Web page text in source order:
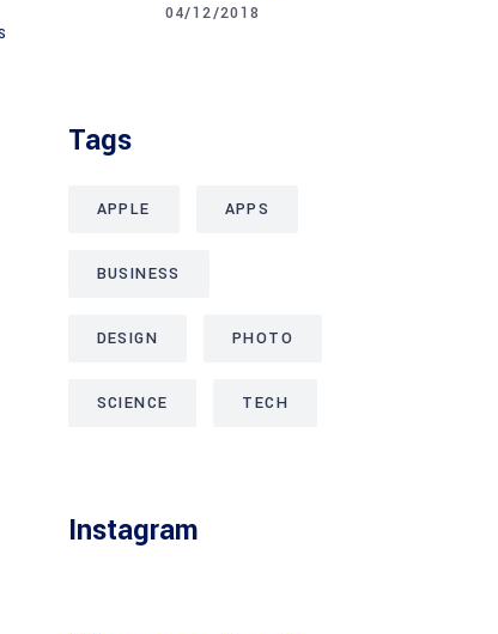
04/12/2018
Tags
APPLE APPS
BUSINESS
DESIGN PHOTO
SCIENCE TECH
Instagram